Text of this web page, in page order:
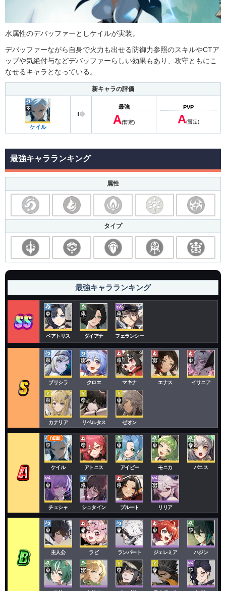
水属性のデバッファーとしケイルが実装。
デバッファーながら自身で火力も出せる防御力参照のスキルやCTア
ップや気絶付与などデバッファーらしい効果もあり、攻守ともにこ
なせるキャラとなっている。
新キャラの評価
ケイル
最強
A(暫定)
PVP
A(暫定)
最強キャラランキング
属性
タイプ
最強キャラランキング
ベアトリス ダイアナ フェランシー
プリシラ クロエ マキナ エナス イサニア
カナリア リベルタス ゼオン
ケイル アトニス アイビー モニカ バニス
チェシャ シュタイン プルート リリア
主人公 ラビ ランパート ジェレミア ハジン